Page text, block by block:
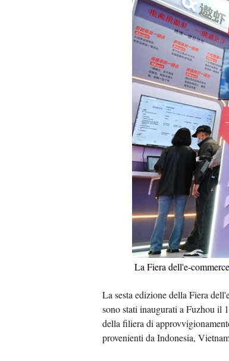
La Fiera dell'e-
La sesta edizione della Fiera
sono stati inaugurati a Fuzhou il
della filiera di
provenienti da Indonesia,